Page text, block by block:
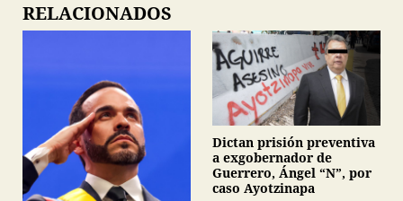
RELACIONADOS
Dictan prisión preventiva
a exgobernador de
Guerrero, Ángel “N”, por
caso Ayotzinapa